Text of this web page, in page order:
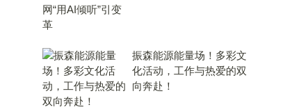
振森能源能量场！多彩文
化活动，工作与热爱的双
向奔赴！